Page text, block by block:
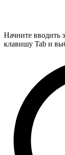
Начните вводить
клавишу Tab и